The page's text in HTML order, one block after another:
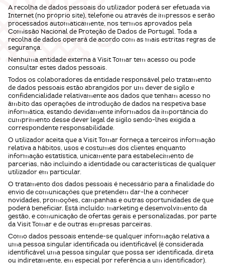
A recolha de dados pessoais do utilizador poderá ser efetuada via
Internet (no próprio site), telefone ou através de impressos e serão
processados automaticamente, nos termos aprovados pela
Comissão Nacional de Proteção de Dados de Portugal. Toda a
recolha de dados operará de acordo com as mais estritas regras de
segurança.
Nenhuma entidade externa à Visit Tomar tem acesso ou pode
consultar estes dados pessoais.
Todos os colaboradores da entidade responsável pelo tratamento
de dados pessoais estão abrangidos por um dever de sigilo e
confidencialidade relativamente aos dados que tenham acesso no
âmbito das operações de introdução de dados na respetiva base
informática, estando devidamente informados da importância do
cumprimento desse dever legal de sigilo sendo-lhes exigida a
correspondente responsabilidade.
O utilizador aceita que a Visit Tomar forneça a terceiros informação
relativa a hábitos, usos e costumes dos clientes enquanto
informação estatística, unicamente para estabelecimento de
parcerias, não incluindo a identidade ou características de qualquer
utilizador em particular.
O tratamento dos dados pessoais é necessário para a finalidade do
envio de comunicações que pretendem dar-lhe a conhecer
novidades, promoções, campanhas e outras oportunidades de que
poderá beneficiar. Está incluído: marketing e desenvolvimento da
gestão, e comunicação de ofertas gerais e personalizadas, por parte
da Visit Tomar e de outras empresas parceiras.
Como dados pessoais entende-se qualquer informação relativa a
uma pessoa singular identificada ou identificável (é considerada
identificável uma pessoa singular que possa ser identificada, direta
ou indiretamente, em especial por referência a um identificador).